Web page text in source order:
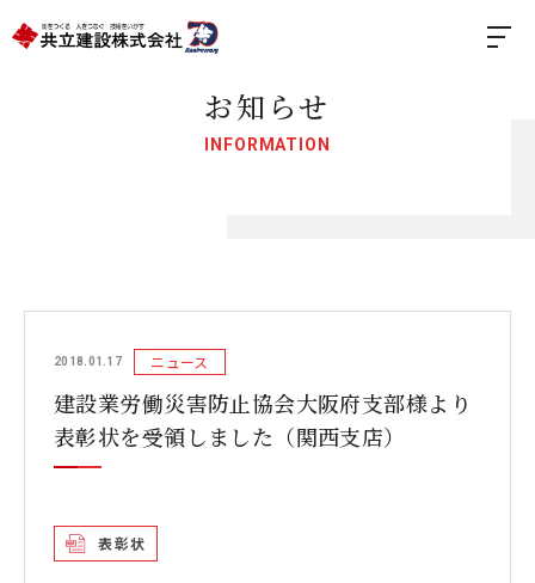
お知らせ
INFORMATION
2018.01.17 ニュース
建設業労働災害防止協会大阪府支部様より
表彰状を受領しました（関西支店）
表彰状